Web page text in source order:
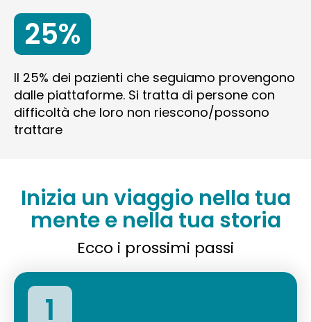
25%
Il 25% dei pazienti che seguiamo provengono
dalle piattaforme. Si tratta di persone con
difficoltà che loro non riescono/possono
trattare
Inizia un viaggio nella tua
mente e nella tua storia
Ecco i prossimi passi
1